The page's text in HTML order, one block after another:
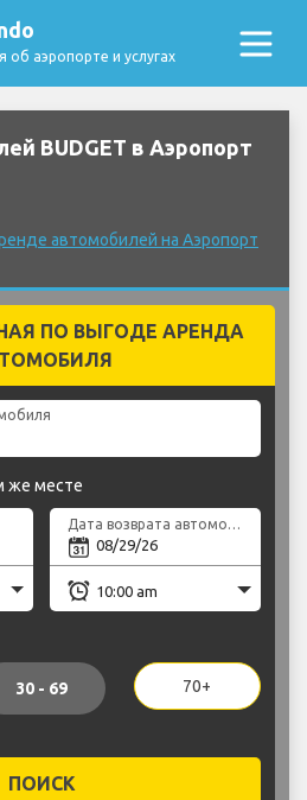
аэропорте и услугах
BUDGET в Аэропорт
автомобилей на Аэропорт
ПО ВЫГОДЕ АРЕНДА
же месте
Дата возврата автомобиля
30 - 69 70+
ПОИСК